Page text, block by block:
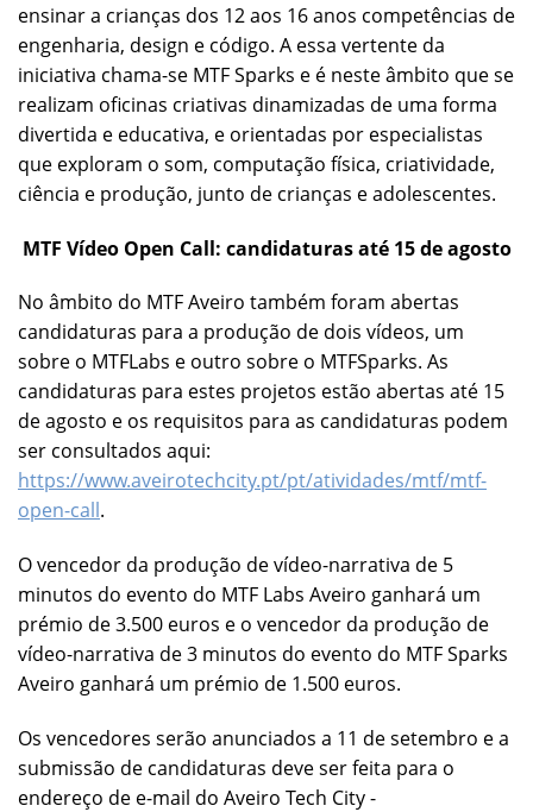
ensinar a crianças dos 12 aos 16 anos competências de
engenharia, design e código. A essa vertente da
iniciativa chama-se MTF Sparks e é neste âmbito que se
realizam oficinas criativas dinamizadas de uma forma
divertida e educativa, e orientadas por especialistas
que exploram o som, computação física, criatividade,
ciência e produção, junto de crianças e adolescentes.
MTF Vídeo Open Call: candidaturas até 15 de agosto
No âmbito do MTF Aveiro também foram abertas
candidaturas para a produção de dois vídeos, um
sobre o MTFLabs e outro sobre o MTFSparks. As
candidaturas para estes projetos estão abertas até 15
de agosto e os requisitos para as candidaturas podem
ser consultados aqui:
https://www.aveirotechcity.pt/pt/atividades/mtf/mtf-
open-call.
O vencedor da produção de vídeo-narrativa de 5
minutos do evento do MTF Labs Aveiro ganhará um
prémio de 3.500 euros e o vencedor da produção de
vídeo-narrativa de 3 minutos do evento do MTF Sparks
Aveiro ganhará um prémio de 1.500 euros.
Os vencedores serão anunciados a 11 de setembro e a
submissão de candidaturas deve ser feita para o
endereço de e-mail do Aveiro Tech City -